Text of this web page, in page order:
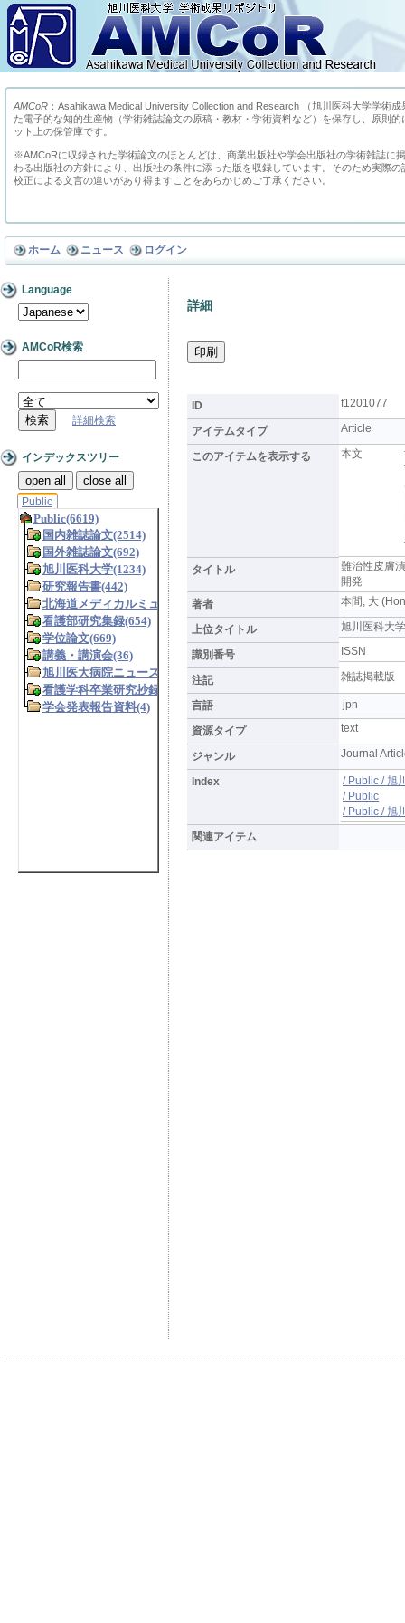
AMCoR ：Asahikawa Medical University Collection and Research （旭川医科大学学術
た電子的な知的生産物（学術雑誌論文の原稿・教材・学術資料など）を保存し、原則
ット上の保管庫です。
※AMCoRに収録された学術論文のほとんどは、商業出版社や学会出版社の学術雑誌に
わる出版社の方針により、出版社の条件に添った版を収録しています。そのため実際
校正による文言の違いがあり得ますことをあらかじめご了承ください。
ホーム ニュース ログイン
Language
AMCoR検索
詳細検索
インデックスツリー
open all close all
Public
詳細
ID f1201077
アイテムタイプ Article
このアイテムを表示する 本文
タイトル
難治性皮膚
開発
著者
本間, 大
上位タイトル 旭川医科大
識別番号 ISSN
注記 雑誌掲載版
言語 jpn
資源タイプ text
ジャンル Journal
Index
/ Public / 旭
/ Public
/ Public / 旭
関連アイテム